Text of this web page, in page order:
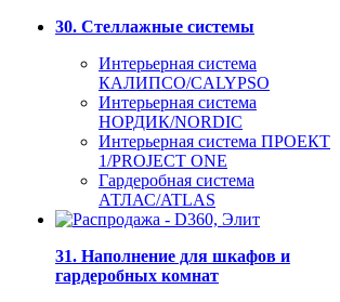
30. Стеллажные системы
Интерьерная система
КАЛИПСО/CALYPSO
Интерьерная система
НОРДИК/NORDIC
Интерьерная система ПРОЕКТ
1/PROJECT ONE
Гардеробная система
АТЛАС/ATLAS
31. Наполнение для шкафов и
гардеробных комнат